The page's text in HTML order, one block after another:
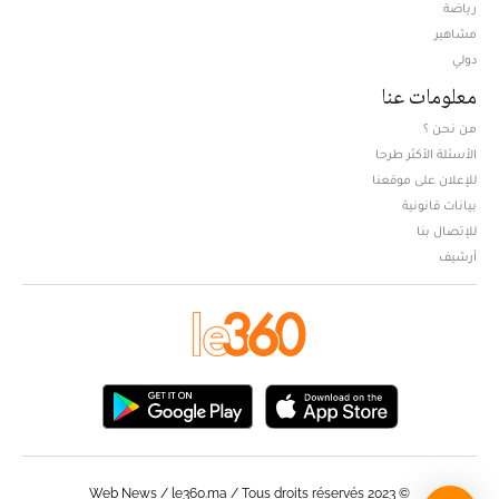
رياضة
مشاهير
دولي
معلومات عنا
من نحن ؟
الأسئلة الأكثر طرحا
للإعلان على موقعنا
بيانات قانونية
للإتصال بنا
أرشيف
© Web News / le360.ma / Tous droits réservés 2023